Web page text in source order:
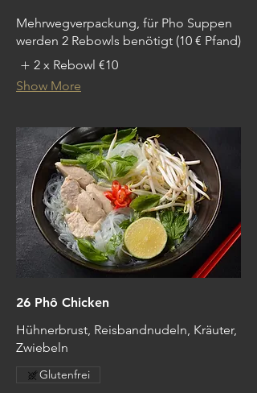
Mehrwegverpackung, für Pho Suppen
werden 2 Rebowls benötigt (10 € Pfand)
2 x Rebowl €10
Show More
26 Phô Chicken
Hühnerbrust, Reisbandnudeln, Kräuter,
Zwiebeln
Glutenfrei